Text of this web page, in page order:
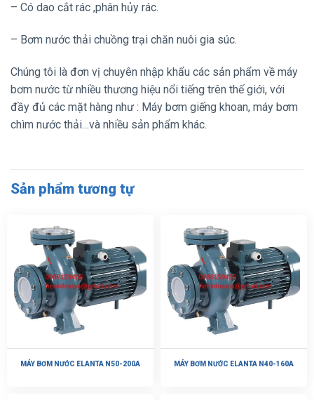
– Có dao cắt rác ,phân hủy rác.
– Bơm nước thải chuồng trại chăn nuôi gia súc.
Chúng tôi là đơn vị chuyên nhập khẩu các sản phẩm về máy
bơm nước từ nhiều thương hiệu nổi tiếng trên thế giới, với
đầy đủ các mặt hàng như : Máy bơm giếng khoan, máy bơm
chìm nước thải…và nhiều sản phẩm khác.
Sản phẩm tương tự
MÁY BƠM NƯỚC ELANTA N50-200A MÁY BƠM NƯỚC ELANTA N40-160A